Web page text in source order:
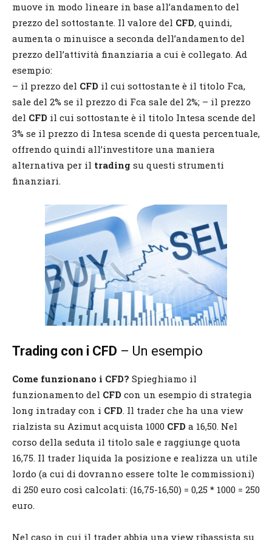
muove in modo lineare in base all’andamento del
prezzo del sottostante. Il valore del CFD, quindi,
aumenta o minuisce a seconda dell’andamento del
prezzo dell’attività finanziaria a cui è collegato. Ad
esempio:
– il prezzo del CFD il cui sottostante è il titolo Fca,
sale del 2% se il prezzo di Fca sale del 2%; – il prezzo
del CFD il cui sottostante è il titolo Intesa scende del
3% se il prezzo di Intesa scende di questa percentuale,
offrendo quindi all’investitore una maniera
alternativa per il trading su questi strumenti
finanziari.
Trading con i CFD – Un esempio
Come funzionano i CFD? Spieghiamo il
funzionamento del CFD con un esempio di strategia
long intraday con i CFD. Il trader che ha una view
rialzista su Azimut acquista 1000 CFD a 16,50. Nel
corso della seduta il titolo sale e raggiunge quota
16,75. Il trader liquida la posizione e realizza un utile
lordo (a cui di dovranno essere tolte le commissioni)
di 250 euro così calcolati: (16,75-16,50) = 0,25 * 1000 = 250
euro.
Nel caso in cui il trader abbia una view ribassista su